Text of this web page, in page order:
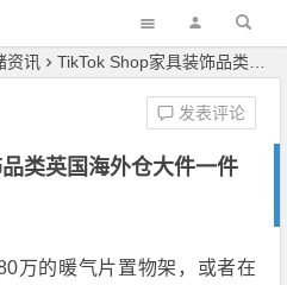
资讯 TikTok Shop家具装饰品类英国海外仓大件一件代发
类英国海外仓大件一件
发表评论
万的暖气片置物架，或者在